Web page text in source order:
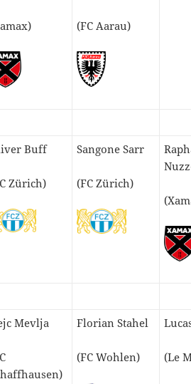
(FC Aarau)
Buff
Zürich)
Sangone Sarr
(FC Zürich)
Mevlja Florian Stahel
(FC Wohlen) (Le